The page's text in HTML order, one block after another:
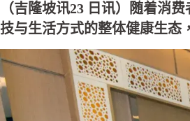
（吉隆坡讯23 日讯）随着消
技与生活方式的整体健康生态